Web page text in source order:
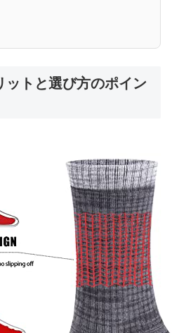
ットと選び方のポイン